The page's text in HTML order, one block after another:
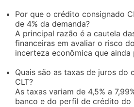
Por que o crédito consignado
de 4% da demanda?
A principal razão é a cautela
financeiras em avaliar o risco
incerteza econômica que ainda
Quais são as taxas de juros do
CLT?
As taxas variam de 4,5% a
banco e do perfil de crédito do